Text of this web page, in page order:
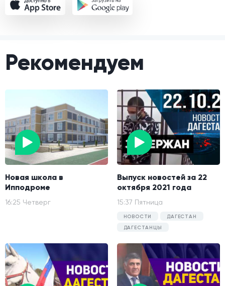
Рекомендуем
Новая школа в
Ипподроме
16:25 Четверг
Выпуск новостей за 22
октября 2021 года
15:37 Пятница
НОВОСТИ
ДАГЕСТАН
ДАГЕСТАНЦЫ